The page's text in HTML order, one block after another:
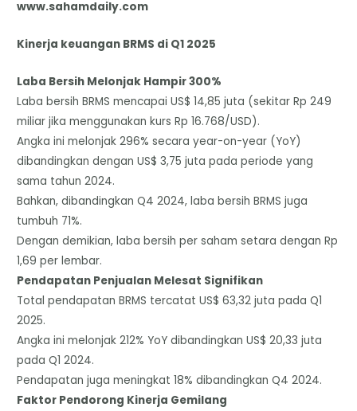
www.sahamdaily.com
Kinerja keuangan BRMS di Q1 2025
Laba Bersih Melonjak Hampir 300%
​Laba bersih BRMS mencapai US$ 14,85 juta (sekitar Rp 249
miliar jika menggunakan kurs Rp 16.768/USD).
​Angka ini melonjak 296% secara year-on-year (YoY)
dibandingkan dengan US$ 3,75 juta pada periode yang
sama tahun 2024.
​Bahkan, dibandingkan Q4 2024, laba bersih BRMS juga
tumbuh 71%.
​Dengan demikian, laba bersih per saham setara dengan Rp
1,69 per lembar.
​Pendapatan Penjualan Melesat Signifikan
​Total pendapatan BRMS tercatat US$ 63,32 juta pada Q1
2025.
​Angka ini melonjak 212% YoY dibandingkan US$ 20,33 juta
pada Q1 2024.
​Pendapatan juga meningkat 18% dibandingkan Q4 2024.
​Faktor Pendorong Kinerja Gemilang